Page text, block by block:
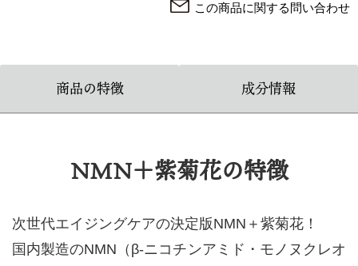
この商品に関する問い合わせ
商品の特徴 成分情報
NMN＋紫菊花の特徴
次世代エイジングケアの決定版NMN＋紫菊花！
国内製造のNMN（β-ニコチンアミド・モノヌクレオ